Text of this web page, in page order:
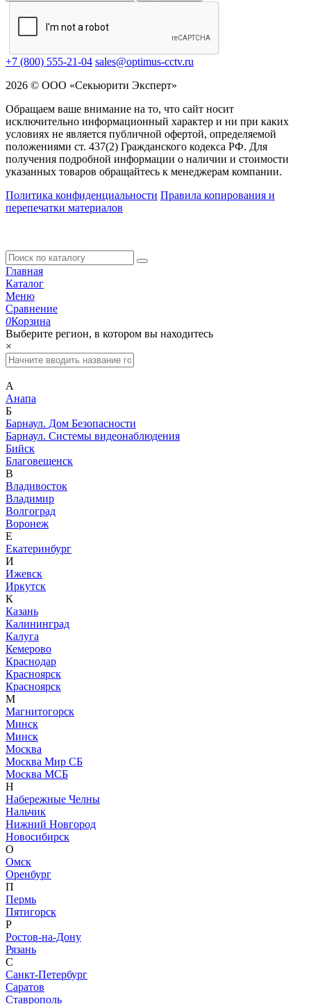
+7 (800) 555-21-04 sales@optimus-cctv.ru
2026 © ООО «Секьюрити Эксперт»
Обращаем ваше внимание на то, что сайт носит
исключительно информационный характер и ни при каких
условиях не является публичной офертой, определяемой
положениями ст. 437(2) Гражданского кодекса РФ. Для
получения подробной информации о наличии и стоимости
указанных товаров обращайтесь к менеджерам компании.
Политика конфиденциальности Правила копирования и
перепечатки материалов
Главная
Каталог
Меню
Сравнение
0Корзина
Выберите регион, в котором вы находитесь
×
А
Анапа
Б
Барнаул. Дом Безопасности
Барнаул. Системы видеонаблюдения
Бийск
Благовещенск
В
Владивосток
Владимир
Волгоград
Воронеж
Е
Екатеринбург
И
Ижевск
Иркутск
К
Казань
Калининград
Калуга
Кемерово
Краснодар
Красноярск
Красноярск
М
Магнитогорск
Минск
Минск
Москва
Москва Мир СБ
Москва МСБ
Н
Набережные Челны
Нальчик
Нижний Новгород
Новосибирск
О
Омск
Оренбург
П
Пермь
Пятигорск
Р
Ростов-на-Дону
Рязань
С
Санкт-Петербург
Саратов
Ставрополь